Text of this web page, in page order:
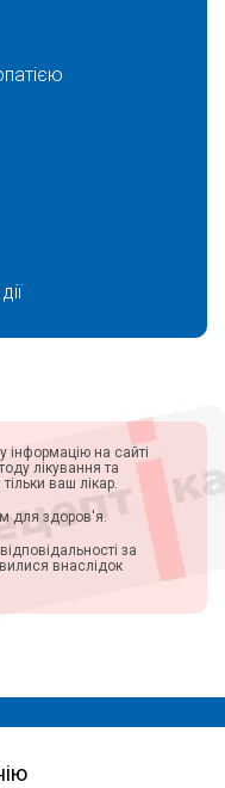
інформацію на сайті
лікування та
ваш лікар.
для здоров'я.
за
внаслідок